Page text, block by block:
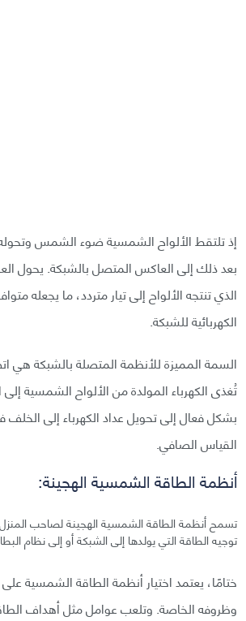
إذ تلتقط الألواح الشمسية ضوء الشمس وتحوله
بعد ذلك إلى العاكس المتصل بالشبكة. يحول
الذي تنتجه الألواح إلى تيار متردد، ما يجعله
الكهربائية للشبكة.
السمة المميزة للأنظمة المتصلة بالشبكة هي
تُغذى الكهرباء المولدة من الألواح الشمسية
بشكل فعال إلى تحويل عداد الكهرباء إلى
القياس الصافي.
أنظمة الطاقة الشمسية الهجينة:
تسمح أنظمة الطاقة الشمسية الهجينة لصاحب المنزل
توجيه الطاقة التي يولدها إلى الشبكة أو إلى نظام
ختامًا، يعتمد اختيار أنظمة الطاقة الشمسية
وظروفه الخاصة. وتلعب عوامل مثل أهداف